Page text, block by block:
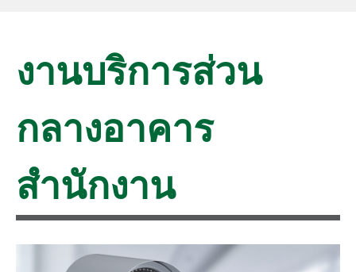
งานบริการส่วน
กลางอาคาร
สำนักงาน